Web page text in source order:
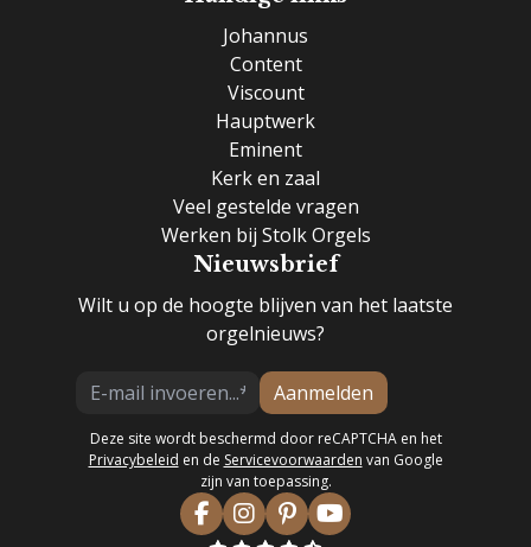
Johannus
Content
Viscount
Hauptwerk
Eminent
Kerk en zaal
Veel gestelde vragen
Werken bij Stolk Orgels
Nieuwsbrief
Wilt u op de hoogte blijven van het laatste
orgelnieuws?
Aanmelden
Deze site wordt beschermd door reCAPTCHA en het
Privacybeleid en de Servicevoorwaarden van Google
zijn van toepassing.